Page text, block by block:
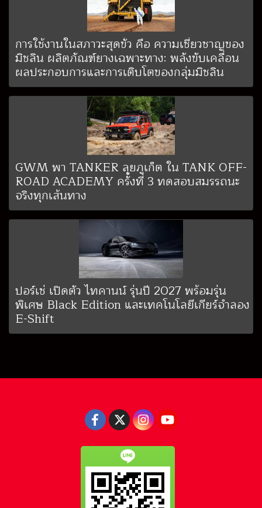
การใช้งานในสภาวะสุดขั้ว คือ ความเชี่ยวชาญของ
มิชลิน ผลิตภัณฑ์ยางเฉพาะทาง: พลังขับเคลื่อน
ผลประกอบการและการเติบโตของกลุ่มมิชลิน
GWM พา TANKER ลุยภูเก็ต ใน TANK OFF-
ROAD ACADEMY ครั้งที่ 3 ทดสอบสมรรถนะ
จริงทุกเส้นทาง
ปอร์เช่ เปิดตัว ไทคานน์ รุ่นปี 2027 พร้อมรุ่น
พิเศษ Black Edition และเทคโนโลยีเกียร์จำลอง
E-Shift